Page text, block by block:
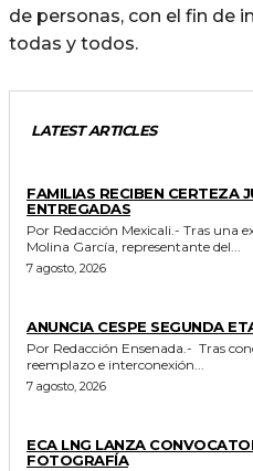
de personas, con el fin de
todas y todos.
LATEST ARTICLES
FAMILIAS RECIBEN CERTEZA
ENTREGADAS
Por Redacción Mexicali.- Tras una exitosa gestión, el diputado Juan Manuel
Molina García, representante del...
7 agosto, 2026
ANUNCIA CESPE SEGUNDA
Por Redacción Ensenada.- Tras concluir la primera etapa de la obra de
reemplazo e interconexión...
7 agosto, 2026
ECA LNG LANZA
FOTOGRAFÍA